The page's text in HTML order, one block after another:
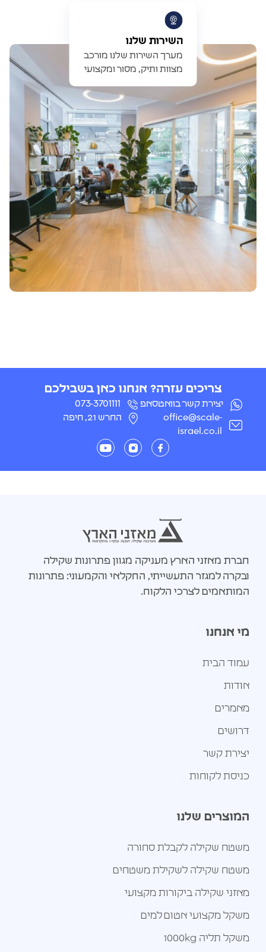
השירות שלנו
מערך השירות שלנו מורכב
מצוות ותיק, מסור ומקצועי
צריכים עזרה? אנחנו כאן בשבילכם
יצירת קשר בוואטסאפ
073-3701111
office@scale-
israel.co.il
החרש 21, חיפה
חברת מאזני הארץ מעניקה מגוון פתרונות שקילה
ובקרה למגזר התעשייתי, החקלאי והקמעוני: פתרונות
המותאמים לצרכי הלקוח.
מי אנחנו
עמוד הבית
אודות
מאמרים
דרושים
יצירת קשר
כניסת לקוחות
המוצרים שלנו
משטח שקילה לקבלת סחורה
משטח שקילה לשקילת משטחים
מאזני שקילה ביקורות מקצועי
משקל מקצועי אטום למים
משקל תליה 1000kg